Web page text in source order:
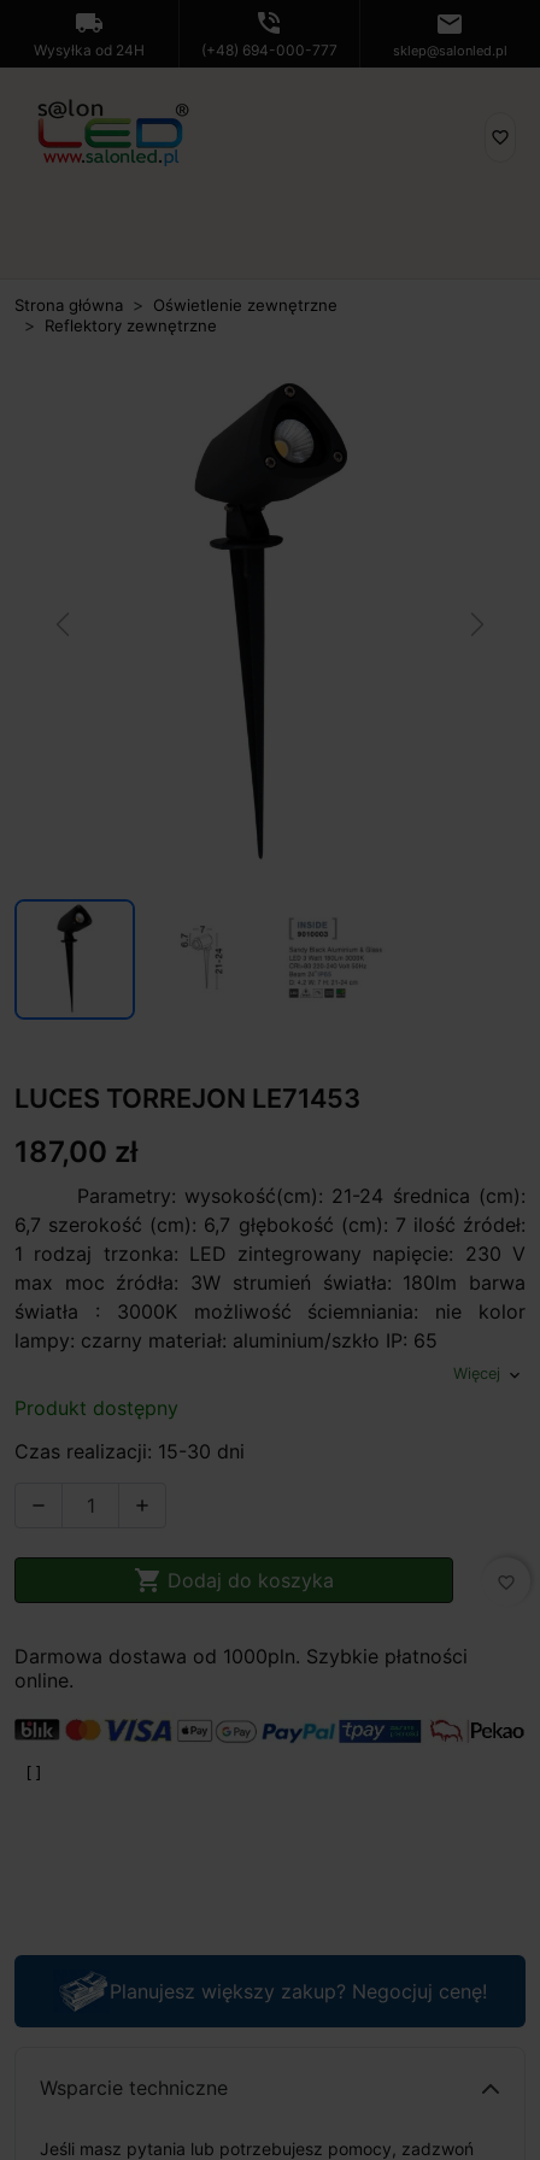
local_shipping
Wysyłka od 24H
phone_in_talk
(+48) 694-000-777
mail
sklep@salonled.pl
favorite_border
Strona główna
Oświetlenie zewnętrzne
Reflektory zewnętrzne
LUCES TORREJON LE71453
187,00 zł
Parametry: wysokość(cm): 21-24 średnica (cm):
6,7 szerokość (cm): 6,7 głębokość (cm): 7 ilość źródeł:
1 rodzaj trzonka: LED zintegrowany napięcie: 230 V
max moc źródła: 3W strumień światła: 180lm barwa
światła : 3000K możliwość ściemniania: nie kolor
lampy: czarny materiał: aluminium/szkło IP: 65
Więcej expand_more
Produkt dostępny
Czas realizacji: 15-30 dni
 
 Dodaj do koszyka favorite_border
Darmowa dostawa od 1000pln. Szybkie płatności
online.
Planujesz większy zakup? Negocjuj cenę!
Wsparcie techniczne
Jeśli masz pytania lub potrzebujesz pomocy, zadzwoń